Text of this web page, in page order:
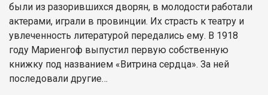
были из разорившихся дворян, в молодости работали
актерами, играли в провинции. Их страсть к театру и
увлеченность литературой передались ему. В 1918
году Мариенгоф выпустил первую собственную
книжку под названием «Витрина сердца». За ней
последовали другие…